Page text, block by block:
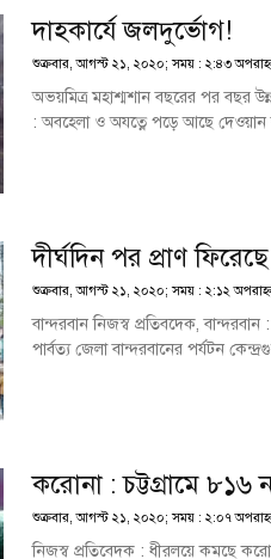
দাহকার্যে জলদুর্ভোগ!
শুক্রবার, আগস্ট ২১, ২০২০; সময় : ২:৪৩
অভয়মিত্র মহাশ্মশান বছরের পর বছর
: অবহেলা ও অযত্নে পড়ে আছে দেওয়ান
দীর্ঘদিন পর প্রাণ
শুক্রবার, আগস্ট ২১, ২০২০; সময় : ২:১২ অপরাহ্ণ
বান্দরবান নিজস্ব প্রতিবদেক,
পার্বত্য জেলা বান্দরবানের পর্যটন
করোনা : চট্টগ্রামে ৮১৬
শুক্রবার, আগস্ট ২১, ২০২০; সময় : ২:০৭
নিজস্ব প্রতিবেদক : ধীরলয়ে কমছে